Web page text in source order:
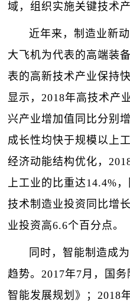
域，组织实施关键技术
近年来，制造业新
大飞机为代表的高端装
表的高新技术产业保持
显示，2018年高技术产
兴产业增加值同比分别
成长性均快于规模以上
经济动能结构优化，
上工业的比重达14.4%
技术制造业投资同比增
业投资高6.6个百分点。
同时，智能制造成
趋势。2017年7月，国
智能发展规划》；2018